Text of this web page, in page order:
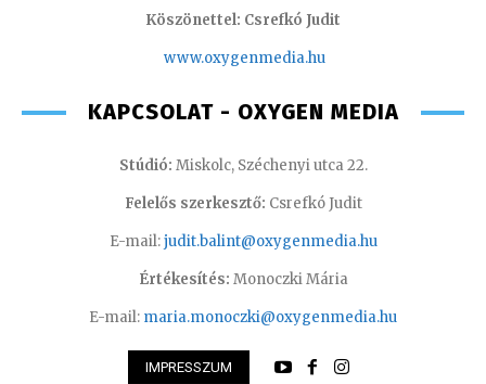
Köszönettel: Csrefkó Judit
www.oxygenmedia.hu
KAPCSOLAT - OXYGEN MEDIA
Stúdió: Miskolc, Széchenyi utca 22.
Felelős szerkesztő: Csrefkó Judit
E-mail:judit.balint@oxygenmedia.hu
Értékesítés: Monoczki Mária
E-mail: maria.monoczki@oxygenmedia.hu
IMPRESSZUM